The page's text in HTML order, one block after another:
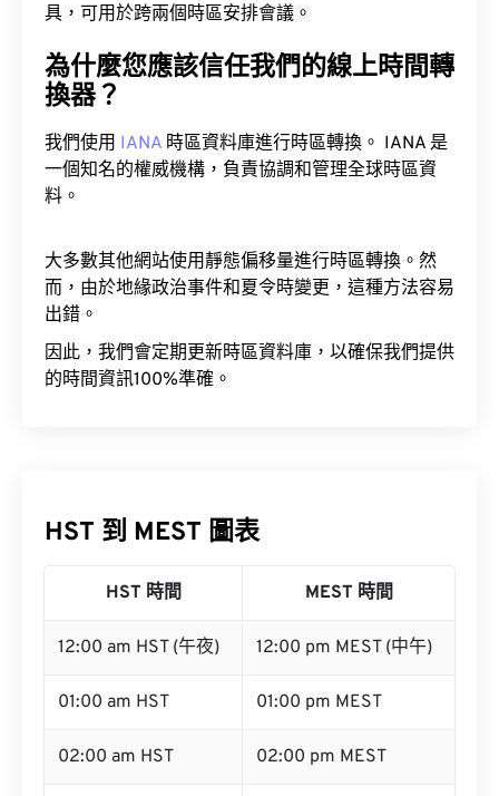
具，可用於跨兩個時區安排會議。
為什麼您應該信任我們的線上時間轉
換器？
我們使用 IANA 時區資料庫進行時區轉換。 IANA 是
一個知名的權威機構，負責協調和管理全球時區資
料。
大多數其他網站使用靜態偏移量進行時區轉換。然
而，由於地緣政治事件和夏令時變更，這種方法容易
出錯。
因此，我們會定期更新時區資料庫，以確保我們提供
的時間資訊100%準確。
HST 到 MEST 圖表
HST 時間 MEST 時間
12:00 am HST (午夜) 12:00 pm MEST (中午)
01:00 am HST 01:00 pm MEST
02:00 am HST 02:00 pm MEST